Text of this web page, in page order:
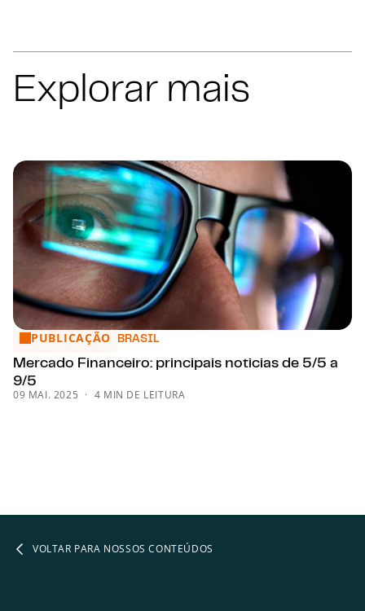
Explorar mais
Mercado Financeiro: principais noticias de 5/5 a 9/5
PUBLICAÇÃO BRASIL
Mercado Financeiro: principais noticias de 5/5 a
9/5
09 MAI. 2025 4 MIN DE LEITURA
VOLTAR PARA NOSSOS CONTEÚDOS